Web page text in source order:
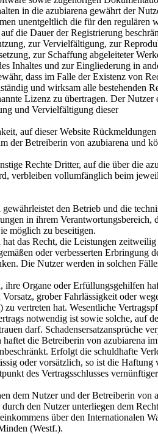
in die azubiarena gewährt der
unentgeltlich die für den regulären
die Dauer der Registrierung
zur Vervielfältigung, zur
zur Schaffung abgeleiteter
Inhaltes und zur Eingliederung in
dass im Falle der Existenz von
und wirksam alle bestehenden
Lizenz zu übertragen. Der
und Vervielfältigung dieser
auf dieser Website
der Betreiberin von azubiarena und
Rechte Dritter, auf die über die
verbleiben vollumfänglich beim
den Betrieb und die
in ihrem
möglich zu beseitigen.
das Recht, die Leistungen
oder verbesserten Erbringung
Die Nutzer werden in solchen
ihre Organe oder Erfüllungsgehilfen
grober Fahrlässigkeit oder
vertreten hat. Wesentliche
notwendig ist sowie solche, auf
darf. Schadensersatzansprüche
die Betreiberin von azubiarena
Erfolgt die schuldhafte
oder vorsätzlich, so ist die Haftung
des Vertragsschlusses
dem Nutzer und der Betreiberin von
den Nutzer unterliegen dem
über den Internationalen
(Westf.).